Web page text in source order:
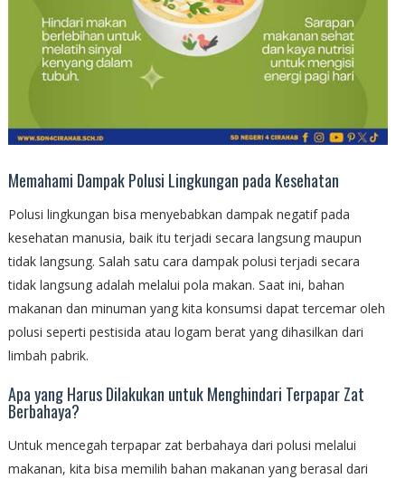
Memahami Dampak Polusi Lingkungan pada Kesehatan
Polusi lingkungan bisa menyebabkan dampak negatif pada
kesehatan manusia, baik itu terjadi secara langsung maupun
tidak langsung. Salah satu cara dampak polusi terjadi secara
tidak langsung adalah melalui pola makan. Saat ini, bahan
makanan dan minuman yang kita konsumsi dapat tercemar oleh
polusi seperti pestisida atau logam berat yang dihasilkan dari
limbah pabrik.
Apa yang Harus Dilakukan untuk Menghindari Terpapar Zat
Berbahaya?
Untuk mencegah terpapar zat berbahaya dari polusi melalui
makanan, kita bisa memilih bahan makanan yang berasal dari